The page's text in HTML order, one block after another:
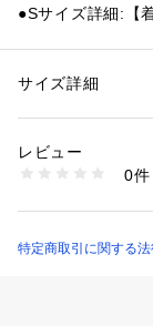
●Sサイズ詳細:【
【袖丈】21cm
●LLサイズ詳細:
m 【袖丈】23cm
ランドらしく「
●メーカーカラー
性別：レディース
ア
サイズ詳細
レビュー
0件
特定商取引に関する